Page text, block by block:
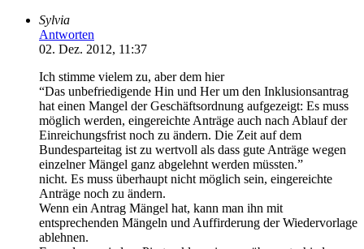
Sylvia
Antworten
02. Dez. 2012, 11:37
Ich stimme vielem zu, aber dem hier
“Das unbefriedigende Hin und Her um den Inklusionsantrag
hat einen Mangel der Geschäftsordnung aufgezeigt: Es muss
möglich werden, eingereichte Anträge auch nach Ablauf der
Einreichungsfrist noch zu ändern. Die Zeit auf dem
Bundesparteitag ist zu wertvoll als dass gute Anträge wegen
einzelner Mängel ganz abgelehnt werden müssten.”
nicht. Es muss überhaupt nicht möglich sein, eingereichte
Anträge noch zu ändern.
Wenn ein Antrag Mängel hat, kann man ihn mit
entsprechenden Mängeln und Auffirderung der Wiedervorlage
ablehnen.